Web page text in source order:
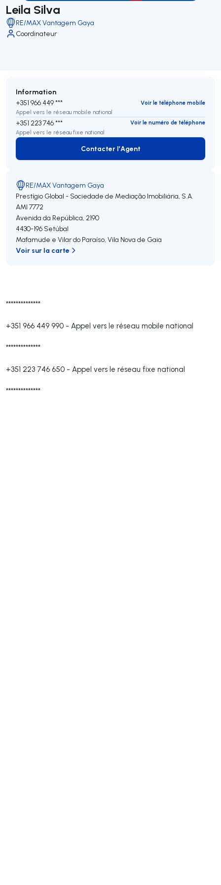
Leila Silva
RE/MAX Vantagem Gaya
Coordinateur
**************
+351 966 449 990 - Appel vers le réseau mobile national
**************
+351 223 746 650 - Appel vers le réseau fixe national
**************
Information
+351 966 449 ***
Voir le téléphone mobile
Appel vers le réseau mobile national
+351 223 746 ***
Voir le numéro de téléphone
Appel vers le réseau fixe national
Contacter l’Agent
Contacter l’Agent
RE/MAX Vantagem Gaya
Prestígio Global - Sociedade de Mediação Imobiliária, S.A.
AMI 7772
Avenida da República, 2190
4430-196 Setúbal
Mafamude e Vilar do Paraíso, Vila Nova de Gaia
Voir sur la carte